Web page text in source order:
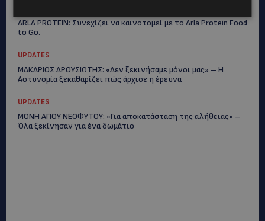
ARLA PROTEIN: Συνεχίζει να καινοτομεί με το Arla Protein Food
to Go.
UPDATES
ΜΑΚΑΡΙΟΣ ΔΡΟΥΣΙΩΤΗΣ: «Δεν ξεκινήσαμε μόνοι μας» – Η
Αστυνομία ξεκαθαρίζει πώς άρχισε η έρευνα
UPDATES
ΜΟΝΗ ΑΓΙΟΥ ΝΕΟΦΥΤΟΥ: «Για αποκατάσταση της αλήθειας» –
Όλα ξεκίνησαν για ένα δωμάτιο